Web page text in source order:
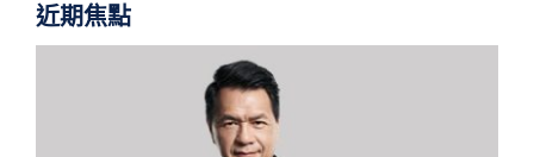
近期焦點